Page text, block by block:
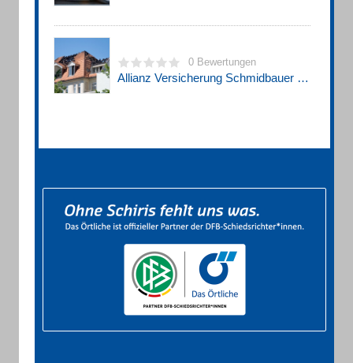
0 Bewertungen
Allianz Versicherung Schmidbauer u. Bauer GbR Generalvertretung in Freilassing